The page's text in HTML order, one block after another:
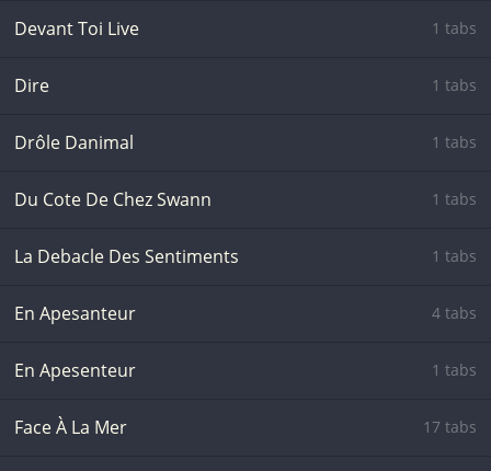
Devant Toi Live 1 tabs
Dire 1 tabs
Drôle Danimal 1 tabs
Du Cote De Chez Swann 1 tabs
La Debacle Des Sentiments 1 tabs
En Apesanteur 4 tabs
En Apesenteur 1 tabs
Face À La Mer 17 tabs